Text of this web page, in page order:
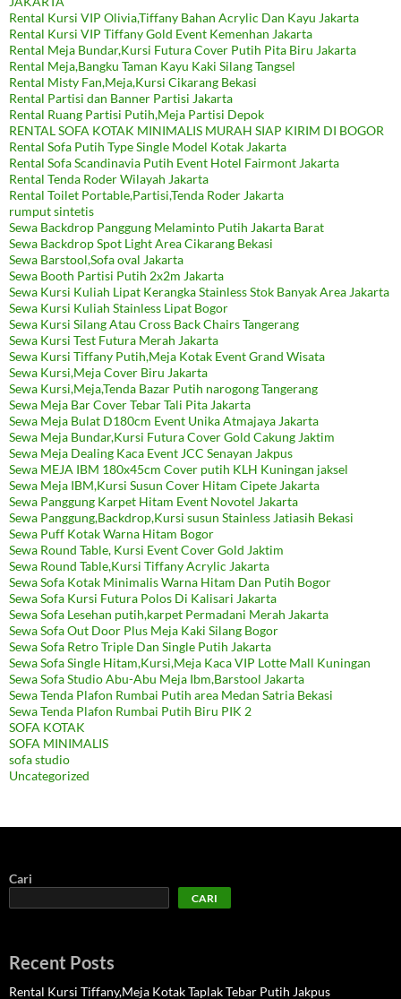
Rental Kursi VIP Olivia,Tiffany Bahan Acrylic Dan Kayu Jakarta
Rental Kursi VIP Tiffany Gold Event Kemenhan Jakarta
Rental Meja Bundar,Kursi Futura Cover Putih Pita Biru Jakarta
Rental Meja,Bangku Taman Kayu Kaki Silang Tangsel
Rental Misty Fan,Meja,Kursi Cikarang Bekasi
Rental Partisi dan Banner Partisi Jakarta
Rental Ruang Partisi Putih,Meja Partisi Depok
RENTAL SOFA KOTAK MINIMALIS MURAH SIAP KIRIM DI BOGOR
Rental Sofa Putih Type Single Model Kotak Jakarta
Rental Sofa Scandinavia Putih Event Hotel Fairmont Jakarta
Rental Tenda Roder Wilayah Jakarta
Rental Toilet Portable,Partisi,Tenda Roder Jakarta
rumput sintetis
Sewa Backdrop Panggung Melaminto Putih Jakarta Barat
Sewa Backdrop Spot Light Area Cikarang Bekasi
Sewa Barstool,Sofa oval Jakarta
Sewa Booth Partisi Putih 2x2m Jakarta
Sewa Kursi Kuliah Lipat Kerangka Stainless Stok Banyak Area Jakarta
Sewa Kursi Kuliah Stainless Lipat Bogor
Sewa Kursi Silang Atau Cross Back Chairs Tangerang
Sewa Kursi Test Futura Merah Jakarta
Sewa Kursi Tiffany Putih,Meja Kotak Event Grand Wisata
Sewa Kursi,Meja Cover Biru Jakarta
Sewa Kursi,Meja,Tenda Bazar Putih narogong Tangerang
Sewa Meja Bar Cover Tebar Tali Pita Jakarta
Sewa Meja Bulat D180cm Event Unika Atmajaya Jakarta
Sewa Meja Bundar,Kursi Futura Cover Gold Cakung Jaktim
Sewa Meja Dealing Kaca Event JCC Senayan Jakpus
Sewa MEJA IBM 180x45cm Cover putih KLH Kuningan jaksel
Sewa Meja IBM,Kursi Susun Cover Hitam Cipete Jakarta
Sewa Panggung Karpet Hitam Event Novotel Jakarta
Sewa Panggung,Backdrop,Kursi susun Stainless Jatiasih Bekasi
Sewa Puff Kotak Warna Hitam Bogor
Sewa Round Table, Kursi Event Cover Gold Jaktim
Sewa Round Table,Kursi Tiffany Acrylic Jakarta
Sewa Sofa Kotak Minimalis Warna Hitam Dan Putih Bogor
Sewa Sofa Kursi Futura Polos Di Kalisari Jakarta
Sewa Sofa Lesehan putih,karpet Permadani Merah Jakarta
Sewa Sofa Out Door Plus Meja Kaki Silang Bogor
Sewa Sofa Retro Triple Dan Single Putih Jakarta
Sewa Sofa Single Hitam,Kursi,Meja Kaca VIP Lotte Mall Kuningan
Sewa Sofa Studio Abu-Abu Meja Ibm,Barstool Jakarta
Sewa Tenda Plafon Rumbai Putih area Medan Satria Bekasi
Sewa Tenda Plafon Rumbai Putih Biru PIK 2
SOFA KOTAK
SOFA MINIMALIS
sofa studio
Uncategorized
Cari
CARI
Recent Posts
Rental Kursi Tiffany,Meja Kotak Taplak Tebar Putih Jakpus